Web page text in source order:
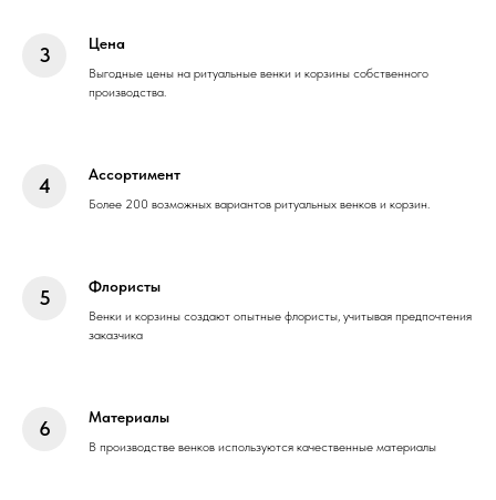
Цена
Выгодные цены на ритуальные венки и корзины собственного
производства.
Ассортимент
Более 200 возможных вариантов ритуальных венков и корзин.
Флористы
Венки и корзины создают опытные флористы, учитывая предпочтения
заказчика
Материалы
В производстве венков используются качественные материалы